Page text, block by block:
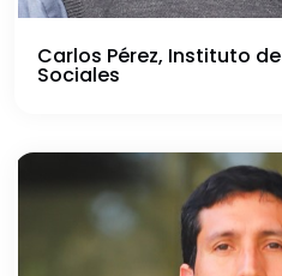
Carlos Pérez, Instituto
Sociales